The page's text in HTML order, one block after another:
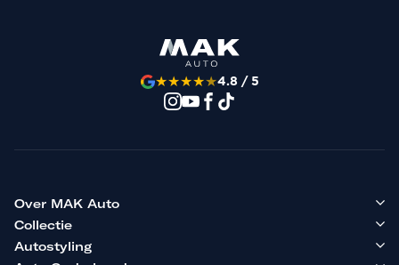
★★★★★4.8 / 5
Over MAK Auto
Collectie
Autostyling